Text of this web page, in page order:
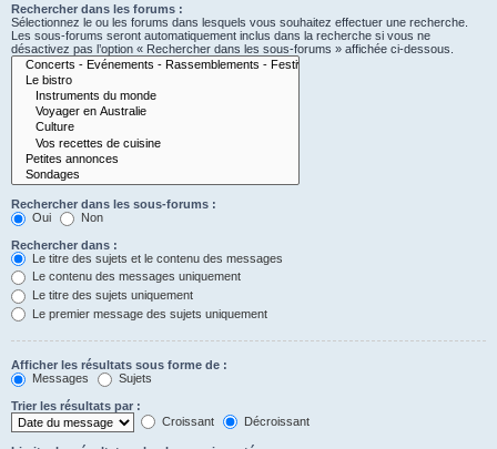
Rechercher dans les forums :
Sélectionnez le ou les forums dans lesquels vous souhaitez effectuer une recherche.
Les sous-forums seront automatiquement inclus dans la recherche si vous ne
désactivez pas l’option « Rechercher dans les sous-forums » affichée ci-dessous.
Rechercher dans les sous-forums :
Oui
Non
Rechercher dans :
Le titre des sujets et le contenu des messages
Le contenu des messages uniquement
Le titre des sujets uniquement
Le premier message des sujets uniquement
Afficher les résultats sous forme de :
Messages
Sujets
Trier les résultats par :
Croissant
Décroissant